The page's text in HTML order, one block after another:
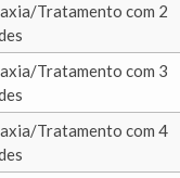
Tratamento com 2
Tratamento com 3
Tratamento com 4